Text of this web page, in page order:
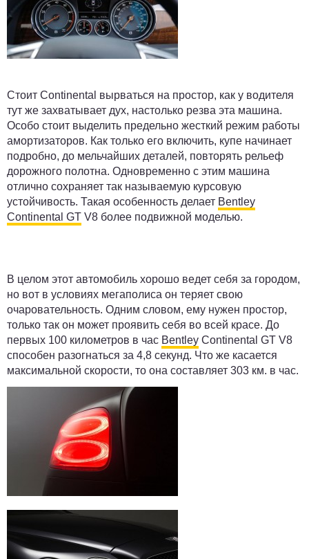
Стоит Continental вырваться на простор, как у водителя
тут же захватывает дух, настолько резва эта машина.
Особо стоит выделить предельно жесткий режим работы
амортизаторов. Как только его включить, купе начинает
подробно, до мельчайших деталей, повторять рельеф
дорожного полотна. Одновременно с этим машина
отлично сохраняет так называемую курсовую
устойчивость. Такая особенность делает Bentley
Continental GT V8 более подвижной моделью.
В целом этот автомобиль хорошо ведет себя за городом,
но вот в условиях мегаполиса он теряет свою
очаровательность. Одним словом, ему нужен простор,
только так он может проявить себя во всей красе. До
первых 100 километров в час Bentley Continental GT V8
способен разогнаться за 4,8 секунд. Что же касается
максимальной скорости, то она составляет 303 км. в час.